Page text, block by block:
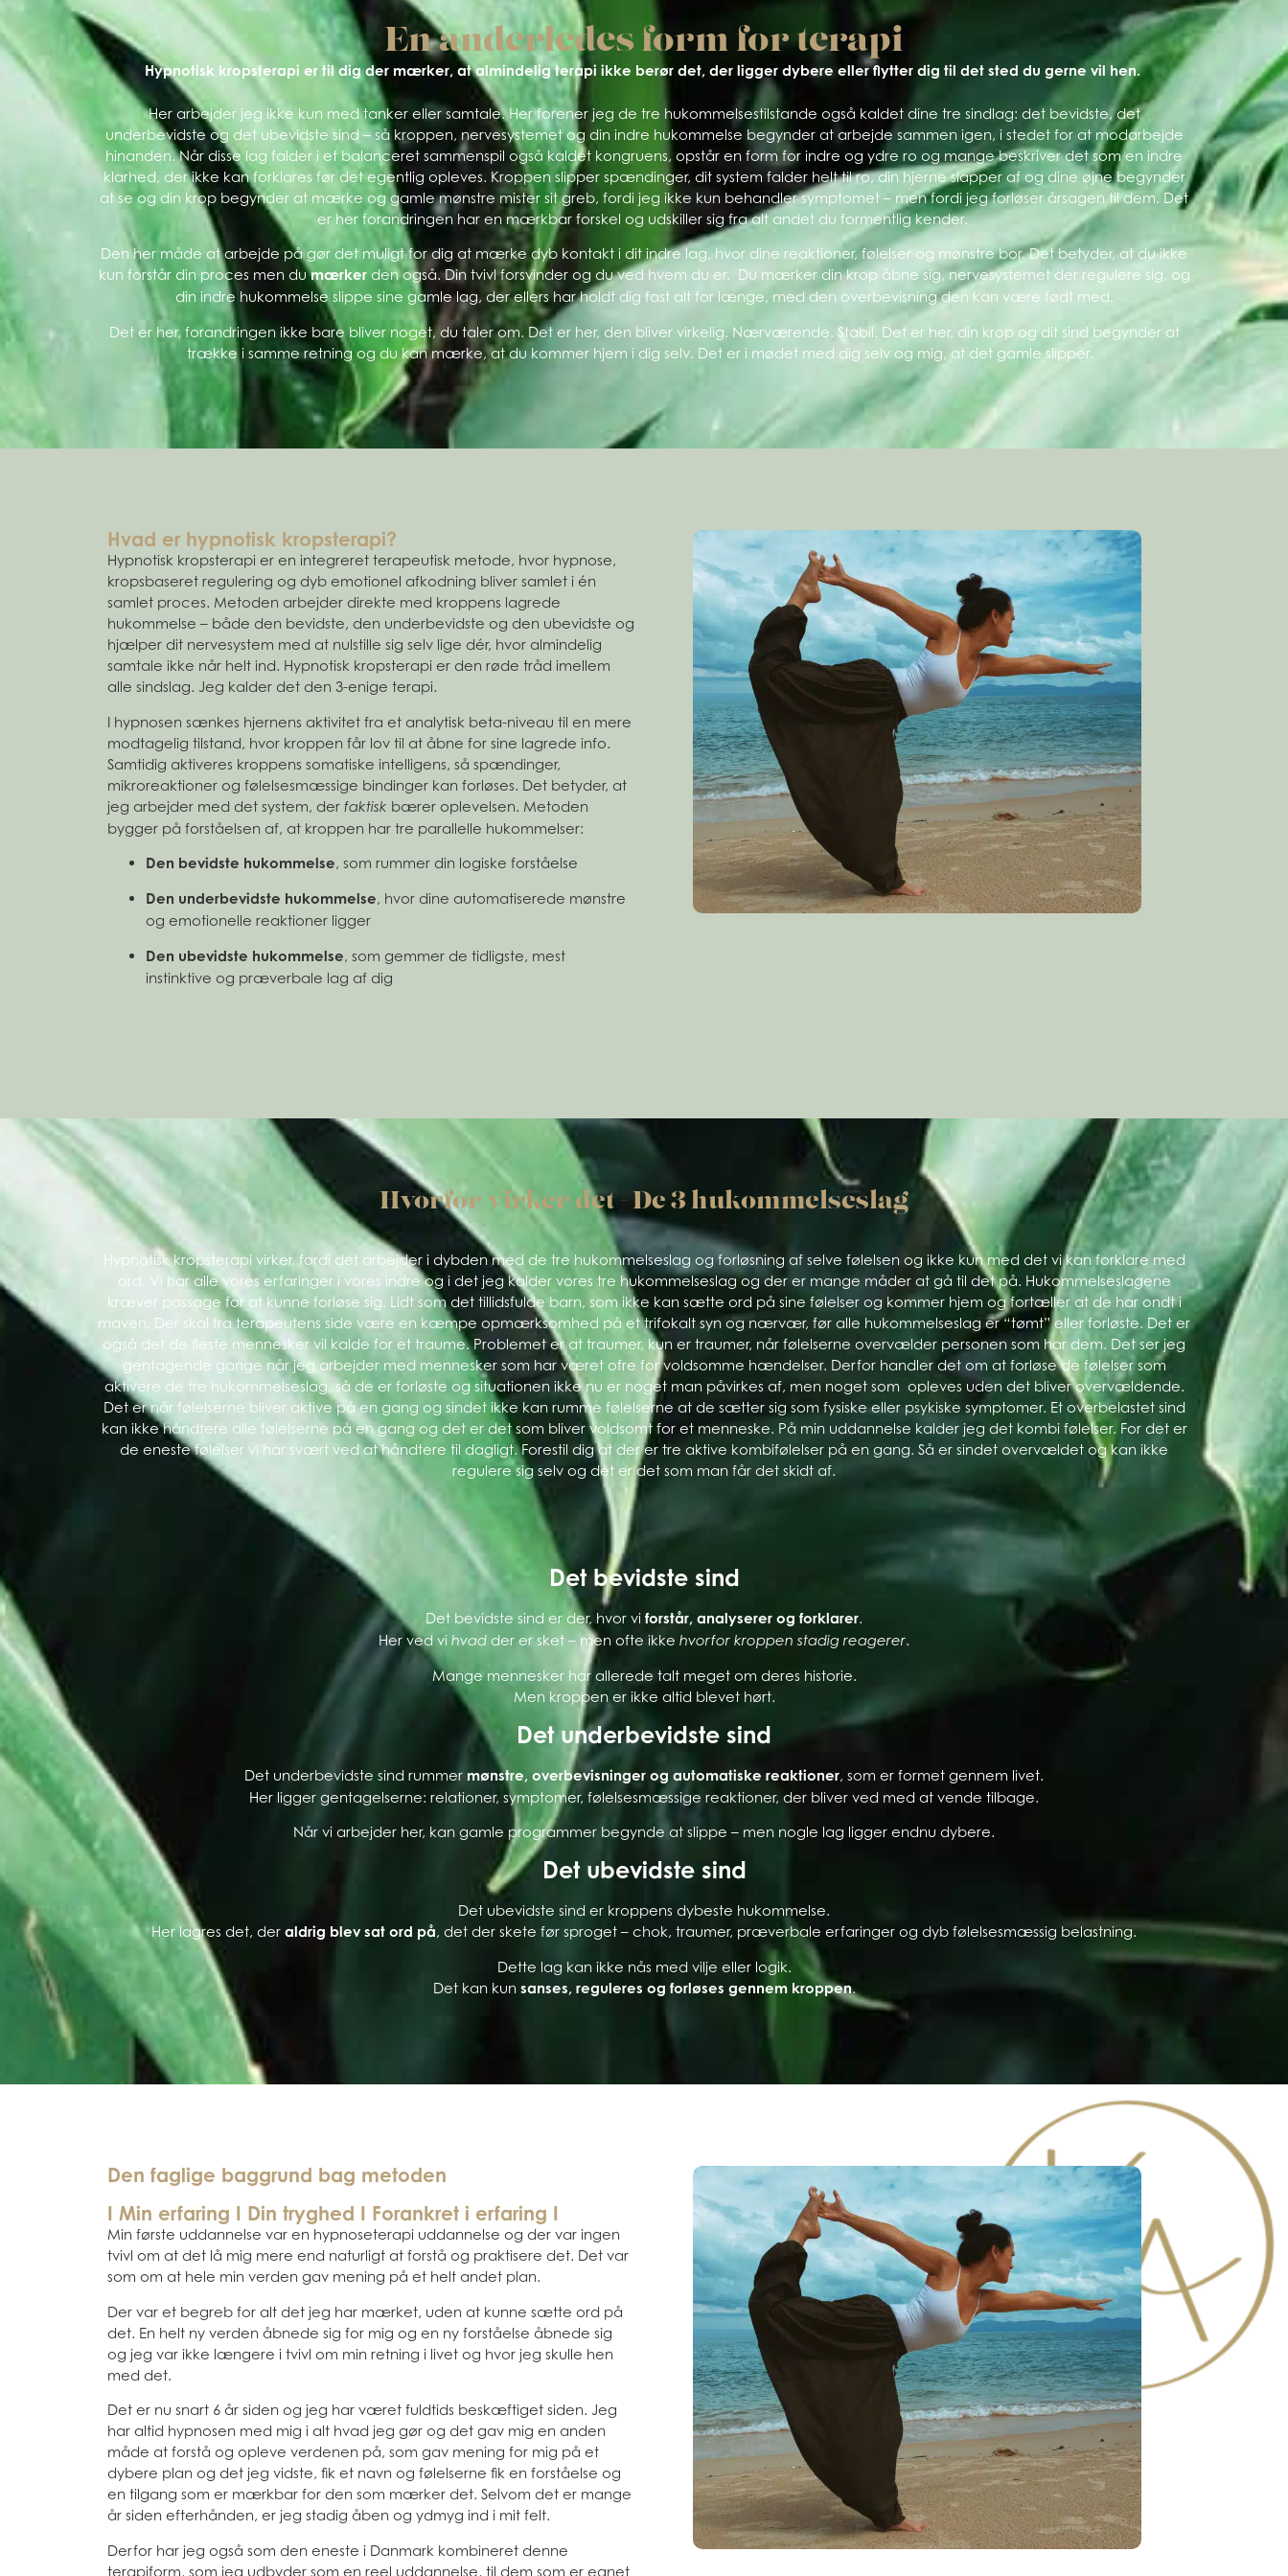
En anderledes form for terapi
Hypnotisk kropsterapi er til dig der mærker, at almindelig terapi ikke berør det, der ligger dybere eller flytter dig til det sted du gerne vil hen.
Her arbejder jeg ikke kun med tanker eller samtale. Her forener jeg de tre hukommelsestilstande også kaldet dine tre sindlag: det bevidste, det
underbevidste og det ubevidste sind – så kroppen, nervesystemet og din indre hukommelse begynder at arbejde sammen igen, i stedet for at modarbejde
hinanden. Når disse lag falder i et balanceret sammenspil også kaldet kongruens, opstår en form for indre og ydre ro og mange beskriver det som en indre
klarhed, der ikke kan forklares før det egentlig opleves. Kroppen slipper spændinger, dit system falder helt til ro, din hjerne slapper af og dine øjne begynder
at se og din krop begynder at mærke og gamle mønstre mister sit greb, fordi jeg ikke kun behandler symptomet – men fordi jeg forløser årsagen til dem. Det
er her forandringen har en mærkbar forskel og udskiller sig fra alt andet du formentlig kender.
Den her måde at arbejde på gør det muligt for dig at mærke dyb kontakt i dit indre lag, hvor dine reaktioner, følelser og mønstre bor. Det betyder, at du ikke
kun forstår din proces men dumærkerden også. Din tvivl forsvinder og du ved hvem du er. Du mærker din krop åbne sig, nervesystemet der regulere sig, og
din indre hukommelse slippe sine gamle lag, der ellers har holdt dig fast alt for længe, med den overbevisning den kan være født med.
Det er her, forandringen ikke bare bliver noget, du taler om. Det er her, den bliver virkelig. Nærværende. Stabil. Det er her, din krop og dit sind begynder at
trække i samme retning og du kan mærke, at du kommer hjem i dig selv. Det er i mødet med dig selv og mig, at det gamle slipper.
Hvad er hypnotisk kropsterapi?
Hypnotisk kropsterapi er en integreret terapeutisk metode, hvor hypnose,
kropsbaseret regulering og dyb emotionel afkodning bliver samlet i én
samlet proces. Metoden arbejder direkte med kroppens lagrede
hukommelse – både den bevidste, den underbevidste og den ubevidste og
hjælper dit nervesystem med at nulstille sig selv lige dér, hvor almindelig
samtale ikke når helt ind. Hypnotisk kropsterapi er den røde tråd imellem
alle sindslag. Jeg kalder det den 3-enige terapi.
I hypnosen sænkes hjernens aktivitet fra et analytisk beta-niveau til en mere
modtagelig tilstand, hvor kroppen får lov til at åbne for sine lagrede info.
Samtidig aktiveres kroppens somatiske intelligens, så spændinger,
mikroreaktioner og følelsesmæssige bindinger kan forløses. Det betyder, at
jeg arbejder med det system, der faktisk bærer oplevelsen. Metoden
bygger på forståelsen af, at kroppen har tre parallelle hukommelser:
Den bevidste hukommelse, som rummer din logiske forståelse
Den underbevidste hukommelse, hvor dine automatiserede mønstre
og emotionelle reaktioner ligger
Den ubevidste hukommelse, som gemmer de tidligste, mest
instinktive og præverbale lag af dig
Hvorfor virker det - De 3 hukommelseslag
Hypnotisk kropsterapi virker, fordi det arbejder i dybden med de tre hukommelseslag og forløsning af selve følelsen og ikke kun med det vi kan forklare med
ord. Vi har alle vores erfaringer i vores indre og i det jeg kalder vores tre hukommelseslag og der er mange måder at gå til det på. Hukommelseslagene
kræver passage for at kunne forløse sig. Lidt som det tillidsfulde barn, som ikke kan sætte ord på sine følelser og kommer hjem og fortæller at de har ondt i
maven. Der skal fra terapeutens side være en kæmpe opmærksomhed på et trifokalt syn og nærvær, før alle hukommelseslag er “tømt” eller forløste. Det er
også det de fleste mennesker vil kalde for et traume. Problemet er at traumer, kun er traumer, når følelserne overvælder personen som har dem. Det ser jeg
gentagende gange når jeg arbejder med mennesker som har været ofre for voldsomme hændelser. Derfor handler det om at forløse de følelser som
aktivere de tre hukommelseslag, så de er forløste og situationen ikke nu er noget man påvirkes af, men noget som opleves uden det bliver overvældende.
Det er når følelserne bliver aktive på en gang og sindet ikke kan rumme følelserne at de sætter sig som fysiske eller psykiske symptomer. Et overbelastet sind
kan ikke håndtere alle følelserne på en gang og det er det som bliver voldsomt for et menneske. På min uddannelse kalder jeg det kombi følelser. For det er
de eneste følelser vi har svært ved at håndtere til dagligt. Forestil dig at der er tre aktive kombifølelser på en gang. Så er sindet overvældet og kan ikke
regulere sig selv og det er det som man får det skidt af.
Det bevidste sind
Det bevidste sind er der, hvor vi forstår, analyserer og forklarer.
Her ved vi hvad der er sket – men ofte ikke hvorfor kroppen stadig reagerer.
Mange mennesker har allerede talt meget om deres historie.
Men kroppen er ikke altid blevet hørt.
Det underbevidste sind
Det underbevidste sind rummer mønstre, overbevisninger og automatiske reaktioner, som er formet gennem livet.
Her ligger gentagelserne: relationer, symptomer, følelsesmæssige reaktioner, der bliver ved med at vende tilbage.
Når vi arbejder her, kan gamle programmer begynde at slippe – men nogle lag ligger endnu dybere.
Det ubevidste sind
Det ubevidste sind er kroppens dybeste hukommelse.
Her lagres det, der aldrig blev sat ord på, det der skete før sproget – chok, traumer, præverbale erfaringer og dyb følelsesmæssig belastning.
Dette lag kan ikke nås med vilje eller logik.
Det kan kun sanses, reguleres og forløses gennem kroppen.
Den faglige baggrund bag metoden
I Min erfaring I Din tryghed I Forankret i erfaring I
Min første uddannelse var en hypnoseterapi uddannelse og der var ingen
tvivl om at det lå mig mere end naturligt at forstå og praktisere det. Det var
som om at hele min verden gav mening på et helt andet plan.
Der var et begreb for alt det jeg har mærket, uden at kunne sætte ord på
det. En helt ny verden åbnede sig for mig og en ny forståelse åbnede sig
og jeg var ikke længere i tvivl om min retning i livet og hvor jeg skulle hen
med det.
Det er nu snart 6 år siden og jeg har været fuldtids beskæftiget siden. Jeg
har altid hypnosen med mig i alt hvad jeg gør og det gav mig en anden
måde at forstå og opleve verdenen på, som gav mening for mig på et
dybere plan og det jeg vidste, fik et navn og følelserne fik en forståelse og
en tilgang som er mærkbar for den som mærker det. Selvom det er mange
år siden efterhånden, er jeg stadig åben og ydmyg ind i mit felt.
Derfor har jeg også som den eneste i Danmark kombineret denne
terapiform, som jeg udbyder som en reel uddannelse, til dem som er egnet